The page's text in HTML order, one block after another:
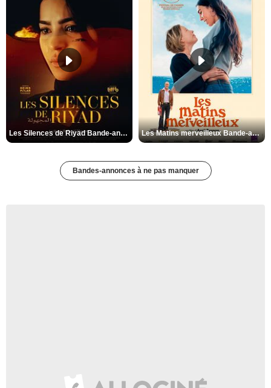
Les Silences de Riyad Bande-annonce VO STFR Les Matins merveilleux Bande-annonce VF
Bandes-annonces à ne pas manquer